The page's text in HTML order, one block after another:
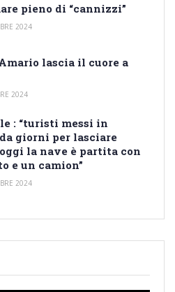
pieno di “cannizzi”
2024
lascia il cuore a
2024
: “turisti messi in
giorni per lasciare
la nave è partita con
e un camion”
2024